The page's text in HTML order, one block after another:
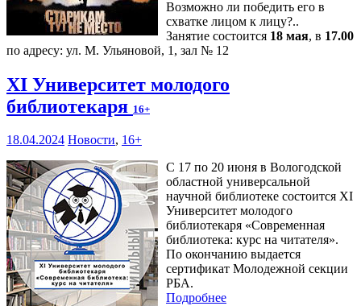
Возможно ли победить его в
схватке лицом к лицу?..
Занятие состоится 18 мая, в 17.00
по адресу: ул. М. Ульяновой, 1, зал № 12
XI Университет молодого
библиотекаря 16+
18.04.2024 Новости, 16+
С 17 по 20 июня в Вологодской
областной универсальной
научной библиотеке состоится XI
Университет молодого
библиотекаря «Современная
библиотека: курс на читателя».
По окончанию выдается
сертификат Молодежной секции
РБА.
Подробнее